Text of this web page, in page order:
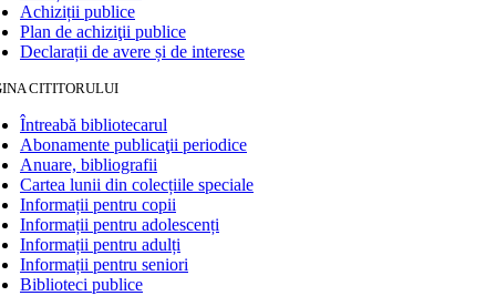
Achiziții publice
Plan de achiziţii publice
Declarații de avere și de interese
CITITORULUI
Întreabă bibliotecarul
Abonamente publicaţii periodice
Anuare, bibliografii
Cartea lunii din colecțiile speciale
Informații pentru copii
Informații pentru adolescenți
Informații pentru adulți
Informații pentru seniori
Biblioteci publice